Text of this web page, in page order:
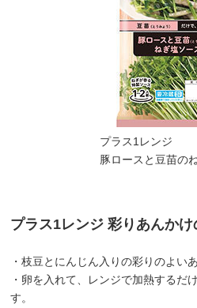
プラス1レンジ
豚ロースと豆苗の
プラス1レンジ 彩りあんかけ
・枝豆とにんじん入りの彩りのよい
・卵を入れて、レンジで加熱するだ
す。